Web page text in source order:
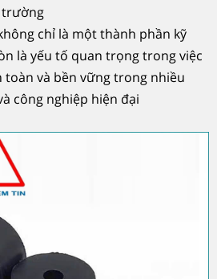
trường
chỉ là một thành phần kỹ
là yếu tố quan trọng trong việc
toàn và bền vững trong nhiều
công nghiệp hiện đại